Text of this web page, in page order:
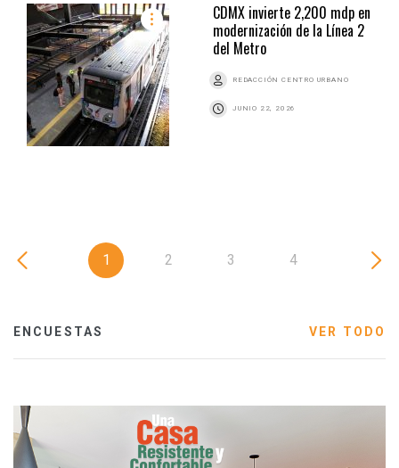
CDMX invierte 2,200 mdp en
modernización de la Línea 2
del Metro
REDACCIÓN CENTRO URBANO
JUNIO 22, 2026
1 2 3 4
ENCUESTAS VER TODO